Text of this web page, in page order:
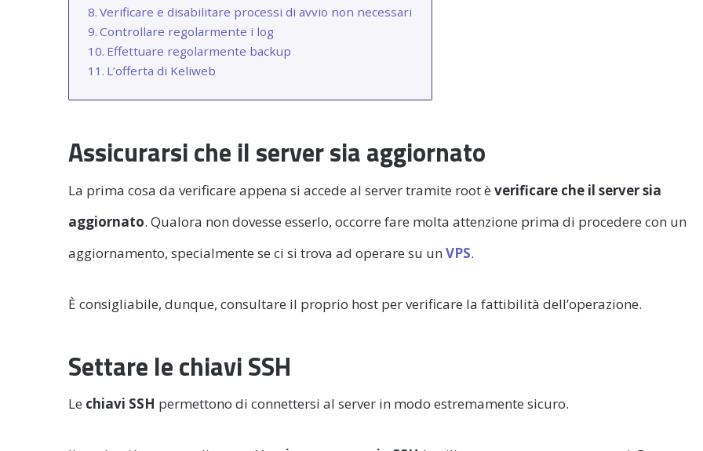
Verificare e disabilitare processi di avvio non necessari
Controllare regolarmente i log
Effettuare regolarmente backup
L’offerta di Keliweb
Assicurarsi che il server sia aggiornato
La prima cosa da verificare appena si accede al server tramite root è verificare che il server sia
aggiornato. Qualora non dovesse esserlo, occorre fare molta attenzione prima di procedere con un
aggiornamento, specialmente se ci si trova ad operare su un VPS.
È consigliabile, dunque, consultare il proprio host per verificare la fattibilità dell’operazione.
Settare le chiavi SSH
Le chiavi SSH permettono di connettersi al server in modo estremamente sicuro.